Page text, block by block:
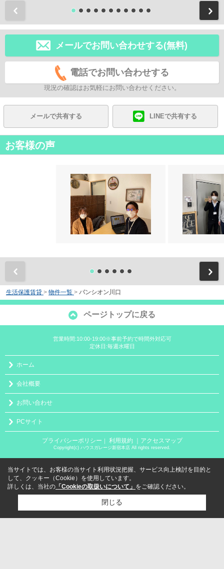
メールでお問い合わせする(無料)
電話でお問い合わせする
現況の確認はお気軽にお問い合わせください。
メールで共有する LINEで共有する
お客様の声
生活保護賃貸 > 物件一覧 > パンシオン川口
ページトップに戻る
営業時間:10:00-19:00※事前予約で時間外対応可
定休日:毎週水曜日
ホーム
会社概要
お問い合わせ
PCサイト
プライバシーポリシー 利用規約 ｜アクセスマップ
Copyright(c) ハウスガレージ新宿本店 All rights reserved.
当サイトでは、お客様の当サイト利用状況把握、サービス向上検討を目的と
して、クッキー（Cookie）を使用しています。
詳しくは、当社の 「Cookieの取扱いについて」 をご確認ください。
閉じる